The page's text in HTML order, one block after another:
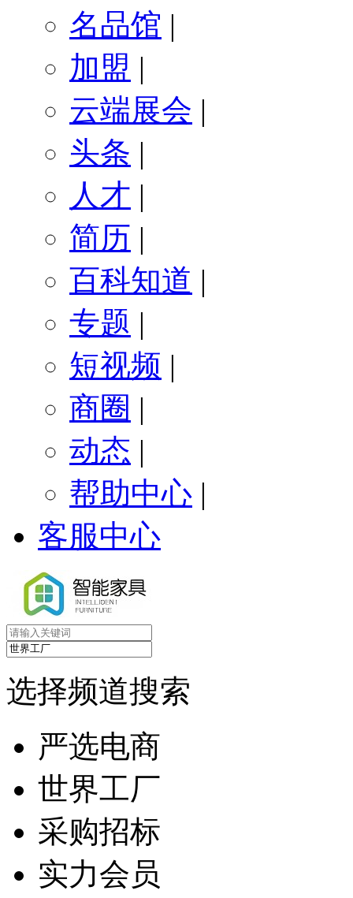
名品馆 |
加盟 |
云端展会 |
头条 |
人才 |
简历 |
百科知道 |
专题 |
短视频 |
商圈 |
动态 |
帮助中心 |
客服中心
选择频道搜索
严选电商
世界工厂
采购招标
实力会员